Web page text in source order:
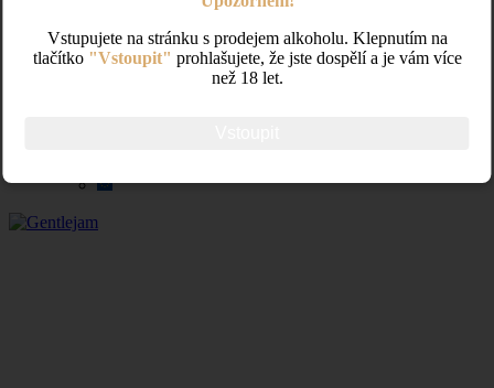
Doprava a platba
Náš příběh
Napsali o nás
Vstupujete na stránku s prodejem alkoholu. Klepnutím na
tlačítko "Vstoupit" prohlašujete, že jste dospělí a je vám více
než 18 let.